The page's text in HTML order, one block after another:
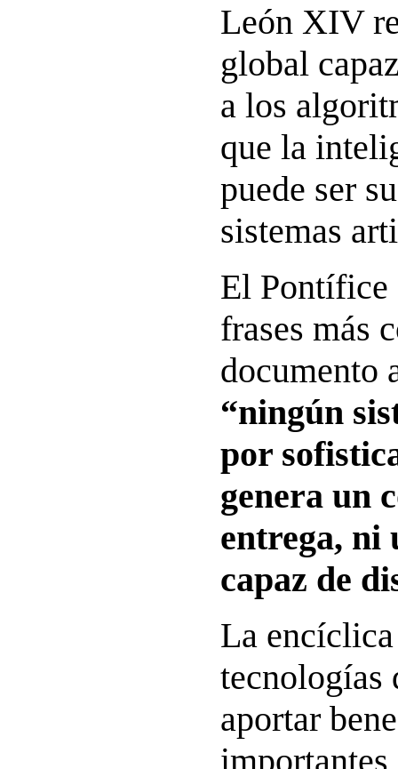
León XIV
global
a los
que la
puede ser
sistemas
El Pontífice
frases más
documento
“ningún
por
genera un
entrega, ni
capaz de
La
tecnologías
aportar